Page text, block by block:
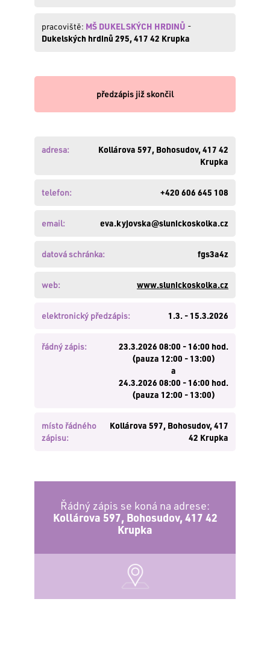
pracoviště: MŠ DUKELSKÝCH HRDINŮ -
Dukelských hrdinů 295, 417 42 Krupka
předzápis již skončil
adresa:
Kollárova 597, Bohosudov, 417 42
Krupka
telefon: +420 606 645 108
email: eva.kyjovska@slunickoskolka.cz
datová schránka: fgs3a4z
web: www.slunickoskolka.cz
elektronický předzápis: 1.3. - 15.3.2026
řádný zápis:
23.3.2026 08:00 - 16:00 hod.
(pauza 12:00 - 13:00)
a
24.3.2026 08:00 - 16:00 hod.
(pauza 12:00 - 13:00)
místo řádného
zápisu:
Kollárova 597, Bohosudov, 417
42 Krupka
Řádný zápis se koná na adrese:
Kollárova 597, Bohosudov, 417 42
Krupka
Obnovte
PŘIHLÁSIT